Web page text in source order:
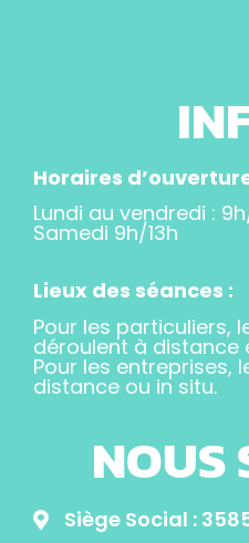
Horaires
Lundi au vendredi :
Samedi 9h/13h
Lieux des séances :
Pour les particuliers,
déroulent à distance
Pour les entreprises,
distance ou in situ.
NOUS
Siège Social :